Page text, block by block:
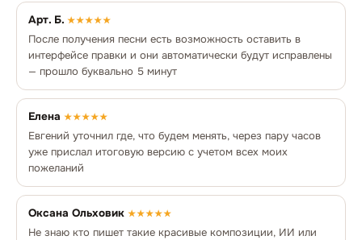
Арт. Б. ★★★★★
После получения песни есть возможность оставить в
интерфейсе правки и они автоматически будут исправлены
— прошло буквально 5 минут
Елена ★★★★★
Евгений уточнил где, что будем менять, через пару часов
уже прислал итоговую версию с учетом всех моих
пожеланий
Оксана Ольховик ★★★★★
Не знаю кто пишет такие красивые композиции, ИИ или